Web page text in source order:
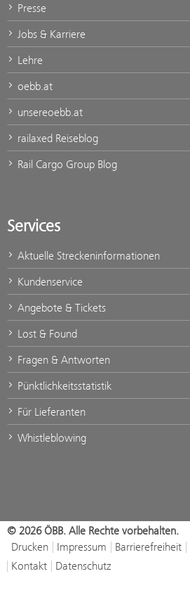
Presse
Jobs & Karriere
Lehre
oebb.at
unsereoebb.at
railaxed Reiseblog
Rail Cargo Group Blog
Services
Aktuelle Streckeninformationen
Kundenservice
Angebote & Tickets
Lost & Found
Fragen & Antworten
Pünktlichkeitsstatistik
Für Lieferanten
Whistleblowing
© 2026 ÖBB. Alle Rechte vorbehalten.
Drucken
Impressum Barrierefreiheit
Kontakt
Datenschutz